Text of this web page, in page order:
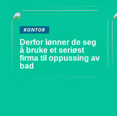
KONTOR
Derfor lønner de seg
å bruke et seriøst
firma til oppussing av
bad